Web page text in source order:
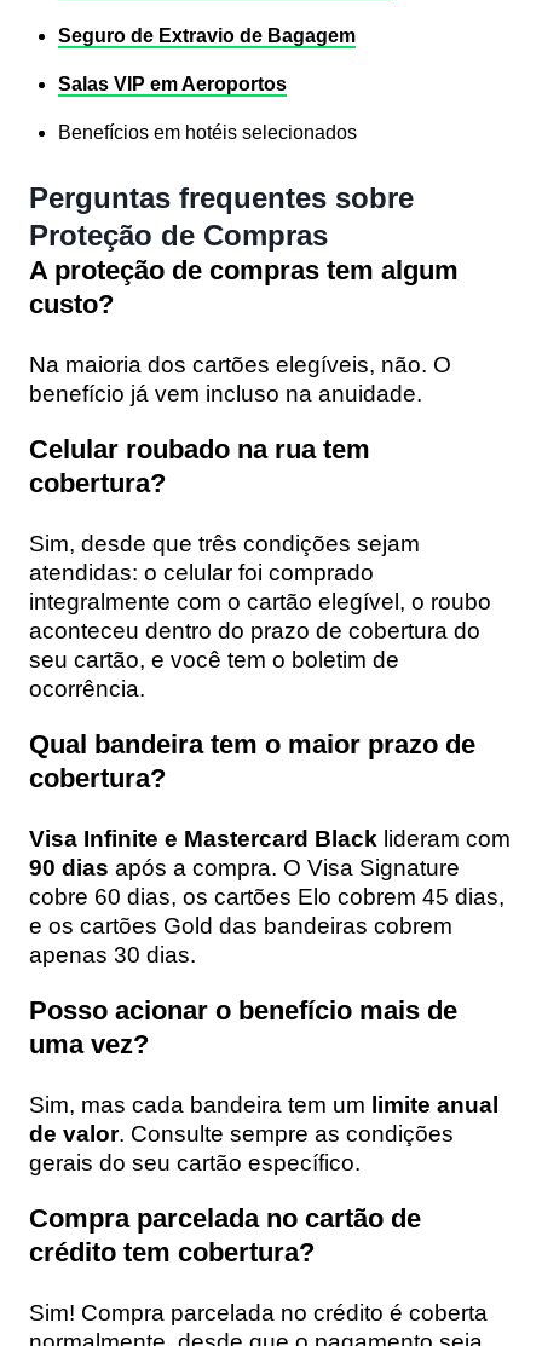
Seguro de Extravio de Bagagem
Salas VIP em Aeroportos
Benefícios em hotéis selecionados
Perguntas frequentes sobre
Proteção de Compras
A proteção de compras tem algum
custo?
Na maioria dos cartões elegíveis, não. O
benefício já vem incluso na anuidade.
Celular roubado na rua tem
cobertura?
Sim, desde que três condições sejam
atendidas: o celular foi comprado
integralmente com o cartão elegível, o roubo
aconteceu dentro do prazo de cobertura do
seu cartão, e você tem o boletim de
ocorrência.
Qual bandeira tem o maior prazo de
cobertura?
Visa Infinite e Mastercard Black lideram com
90 dias após a compra. O Visa Signature
cobre 60 dias, os cartões Elo cobrem 45 dias,
e os cartões Gold das bandeiras cobrem
apenas 30 dias.
Posso acionar o benefício mais de
uma vez?
Sim, mas cada bandeira tem um limite anual
de valor. Consulte sempre as condições
gerais do seu cartão específico.
Compra parcelada no cartão de
crédito tem cobertura?
Sim! Compra parcelada no crédito é coberta